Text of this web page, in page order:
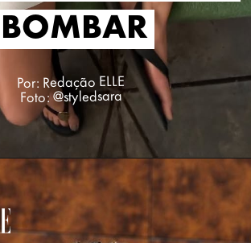
BOMBAR
BOMBAR
Por: Redação ELLE
Foto: @styledsara